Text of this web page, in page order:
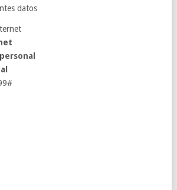
datos
personal